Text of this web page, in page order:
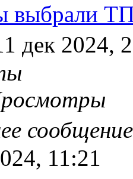
выбрали
дек 2024,
11:21